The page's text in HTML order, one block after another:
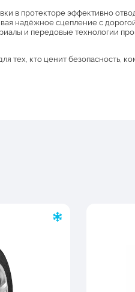
в протекторе эффективно
надёжное сцепление с
и передовые технологии
тех, кто ценит безопасность,